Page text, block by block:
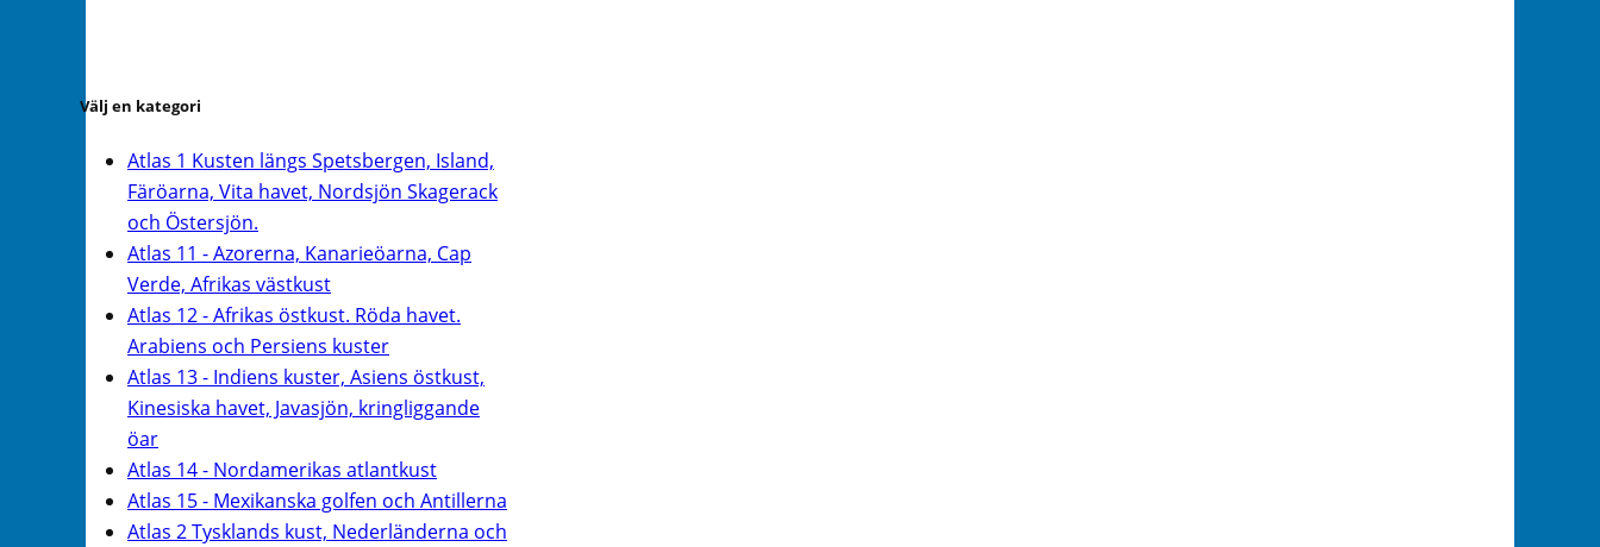
Välj en kategori
Atlas 1 Kusten längs Spetsbergen, Island,
Färöarna, Vita havet, Nordsjön Skagerack
och Östersjön.
Atlas 11 - Azorerna, Kanarieöarna, Cap
Verde, Afrikas västkust
Atlas 12 - Afrikas östkust. Röda havet.
Arabiens och Persiens kuster
Atlas 13 - Indiens kuster, Asiens östkust,
Kinesiska havet, Javasjön, kringliggande
öar
Atlas 14 - Nordamerikas atlantkust
Atlas 15 - Mexikanska golfen och Antillerna
Atlas 2 Tysklands kust, Nederländerna och